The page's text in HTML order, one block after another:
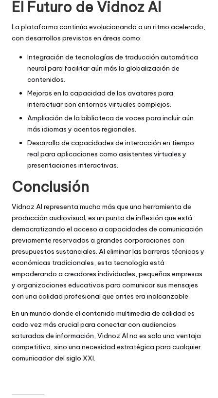
El Futuro de Vidnoz AI
La plataforma continúa evolucionando a un ritmo acelerado,
con desarrollos previstos en áreas como:
Integración de tecnologías de traducción automática
neural para facilitar aún más la globalización de
contenidos.
Mejoras en la capacidad de los avatares para
interactuar con entornos virtuales complejos.
Ampliación de la biblioteca de voces para incluir aún
más idiomas y acentos regionales.
Desarrollo de capacidades de interacción en tiempo
real para aplicaciones como asistentes virtuales y
presentaciones interactivas.
Conclusión
Vidnoz AI representa mucho más que una herramienta de
producción audiovisual; es un punto de inflexión que está
democratizando el acceso a capacidades de comunicación
previamente reservadas a grandes corporaciones con
presupuestos sustanciales. Al eliminar las barreras técnicas y
económicas tradicionales, esta tecnología está
empoderando a creadores individuales, pequeñas empresas
y organizaciones educativas para comunicar sus mensajes
con una calidad profesional que antes era inalcanzable.
En un mundo donde el contenido multimedia de calidad es
cada vez más crucial para conectar con audiencias
saturadas de información, Vidnoz AI no es solo una ventaja
competitiva, sino una necesidad estratégica para cualquier
comunicador del siglo XXI.